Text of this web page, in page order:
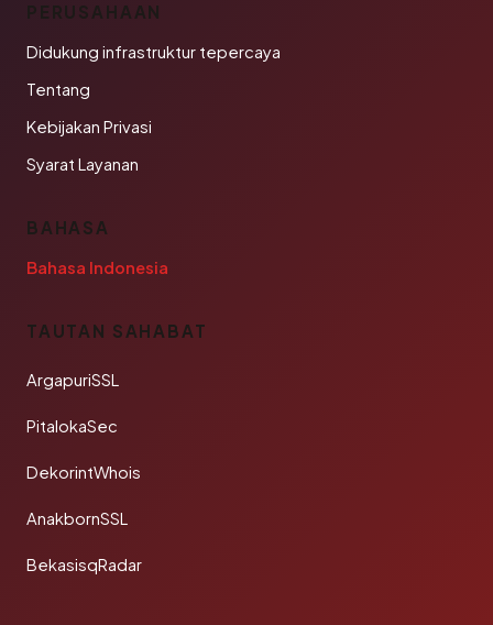
PERUSAHAAN
Didukung infrastruktur tepercaya
Tentang
Kebijakan Privasi
Syarat Layanan
BAHASA
Bahasa Indonesia
TAUTAN SAHABAT
ArgapuriSSL
PitalokaSec
DekorintWhois
AnakbornSSL
BekasisqRadar